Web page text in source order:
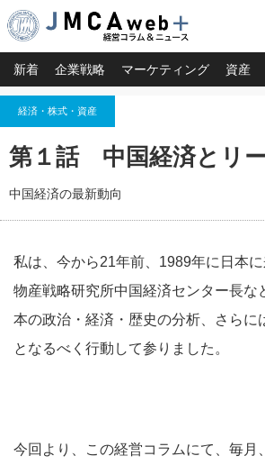
新着 企業戦略 マーケティング 資産
経済・株式・資産
第１話 中国経済とリ
中国経済の最新動向
私は、今から21年前、1989年に日本
物産戦略研究所中国経済センター長な
本の政治・経済・歴史の分析、さらに
となるべく行動して参りました。
今回より、この経営コラムにて、毎月